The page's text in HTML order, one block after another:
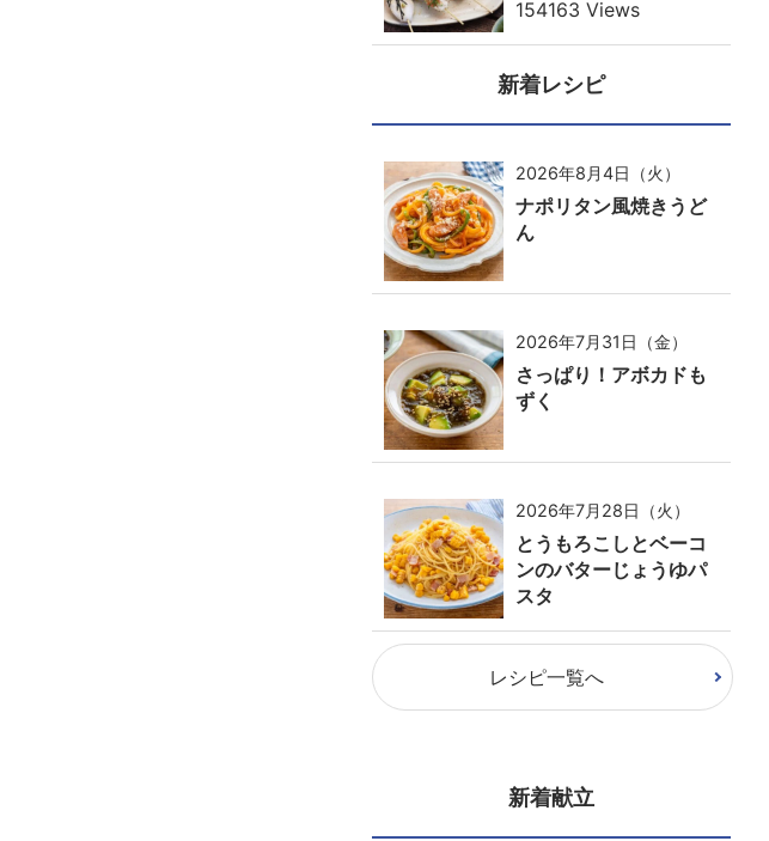
154163 Views
新着レシピ
2026年8月4日（火）
ナポリタン風焼きうど
ん
2026年7月31日（金）
さっぱり！アボカドも
ずく
2026年7月28日（火）
とうもろこしとベーコ
ンのバターじょうゆパ
スタ
レシピ一覧へ
新着献立